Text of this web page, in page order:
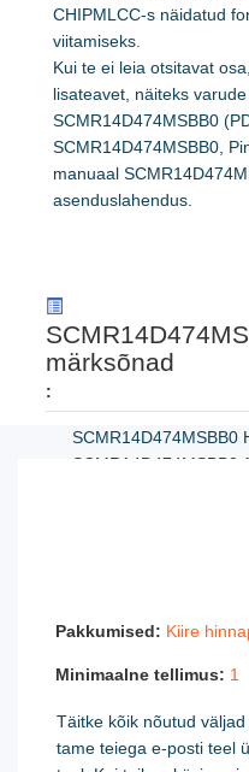
CHIPMLCC-s näidatud
viitamiseks.
Kui te ei leia otsitavat
lisateavet, näiteks
SCMR14D474MSBB0
SCMR14D474MSBB0,
manuaal
asenduslahendus.
märksõnad
:
SCMR14D474MSBB0
SCMR14D474MSBB0
Pakkumised: Kiire
Minimaalne tellimus: 1
Täitke kõik nõutud
tame teiega e-posti teel